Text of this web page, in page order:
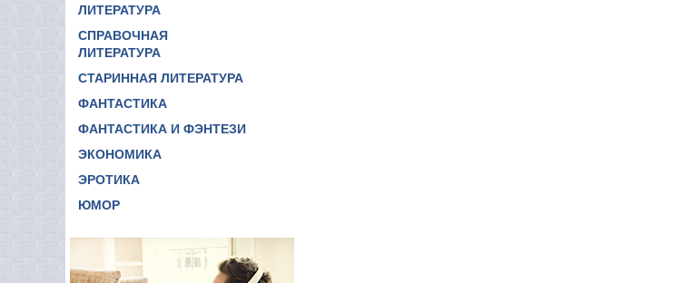
ЛИТЕРАТУРА
СПРАВОЧНАЯ
ЛИТЕРАТУРА
СТАРИННАЯ ЛИТЕРАТУРА
ФАНТАСТИКА
ФАНТАСТИКА И ФЭНТЕЗИ
ЭКОНОМИКА
ЭРОТИКА
ЮМОР